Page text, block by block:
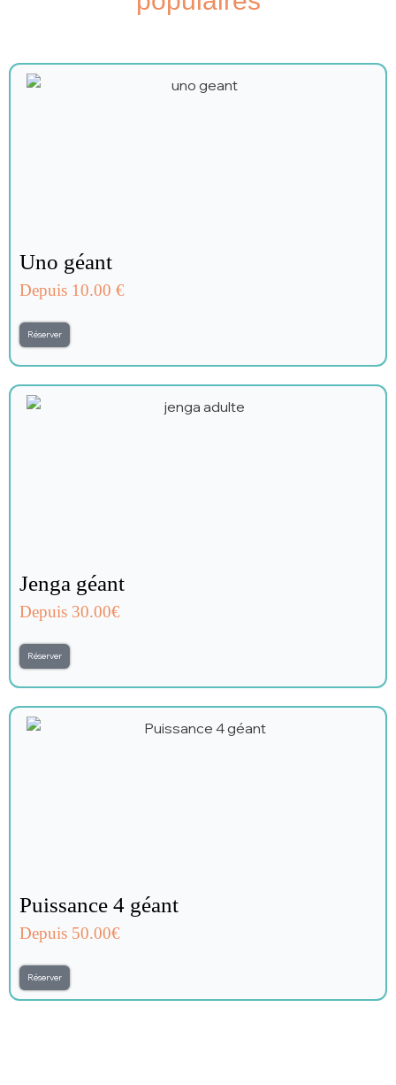
Uno géant
Depuis 10.00 €
Réserver
Jenga géant
Depuis 30.00€
Réserver
Puissance 4 géant
Depuis 50.00€
Réserver